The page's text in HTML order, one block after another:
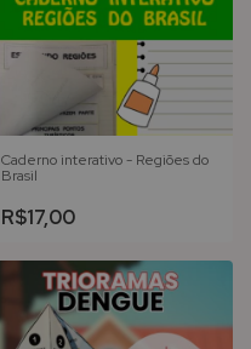
Caderno interativo - Regiões do
Brasil
R$17,00